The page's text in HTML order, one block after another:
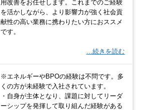
用改善をお任せします。これまでのご経験
を活かしながら、より影響力が強く社会貢
献性の高い業務に携わりたい方におススメ
です。
…続きを読む
※エネルギーやBPOの経験は不問です。多
くの方が未経験で入社されています。
・自身が主体となり、課題に対してリーダ
ーシップを発揮して取り組んだ経験がある